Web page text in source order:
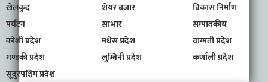
खेलकुद
शेयर बजार
विकास निर्माण
पर्यटन
साभार
सम्पादकीय
कोशी प्रदेश
मधेस प्रदेश
वाग्मती प्रदेश
गण्डकी प्रदेश
लुम्बिनी प्रदेश
कर्णाली प्रदेश
सूदुरपश्चिम प्रदेश